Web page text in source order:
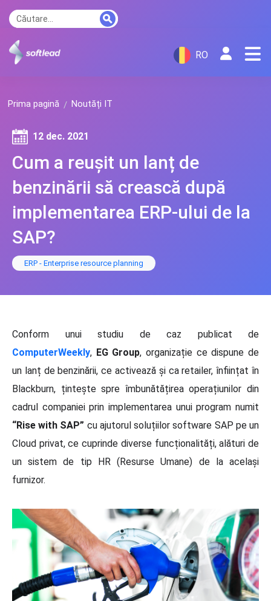
RO
Prima pagină Noutăți IT
Cum a reușit un lanț de
benzinării să crească după
implementarea ERP-ului de la
SAP?
12 dec. 2021
ERP - Enterprise resource planning
Conform unui studiu de caz publicat de
ComputerWeekly, EG Group, organizație ce dispune de
un lanț de benzinării, ce activează și ca retailer, înființat în
Blackburn, țintește spre îmbunătățirea operațiunilor din
cadrul companiei prin implementarea unui program numit
“Rise with SAP” cu ajutorul soluțiilor software SAP pe un
Cloud privat, ce cuprinde diverse funcționalități, alături de
un sistem de tip HR (Resurse Umane) de la același
furnizor.